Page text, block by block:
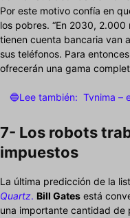
Por este motivo confía en
los pobres. “En 2030,
tienen cuenta bancaria van
sus teléfonos. Para
ofrecerán una gama
🔵Lee también: Tvnima –
7- Los robots
impuestos
La última predicción de la
Quartz. Bill Gates está
una importante cantidad de